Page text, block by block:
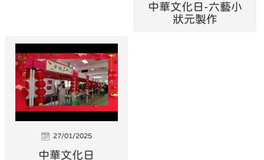
中華文化日-六藝小
狀元製作
27/01/2025
中華文化日